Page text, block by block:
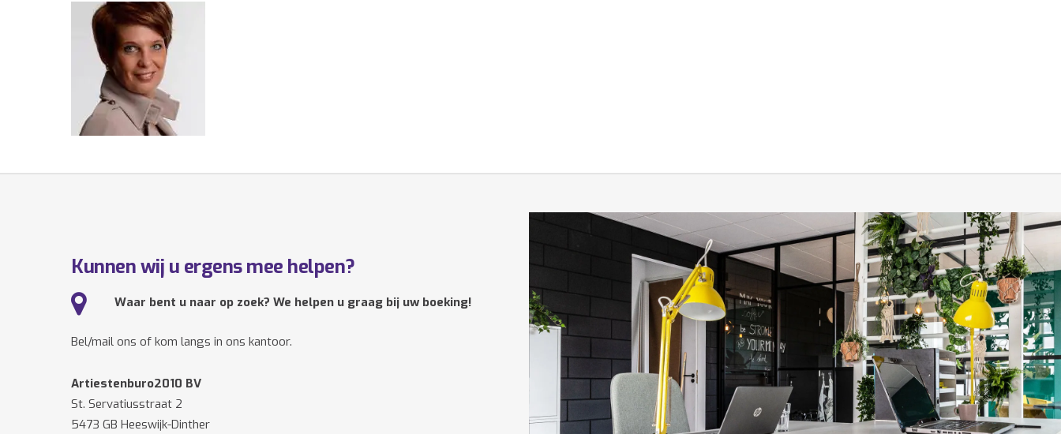
Kunnen wij u ergens mee helpen?
Waar bent u naar op zoek? We helpen u graag bij uw boeking!
Bel/mail ons of kom langs in ons kantoor.
Artiestenburo2010 BV
St. Servatiusstraat 2
5473 GB Heeswijk-Dinther